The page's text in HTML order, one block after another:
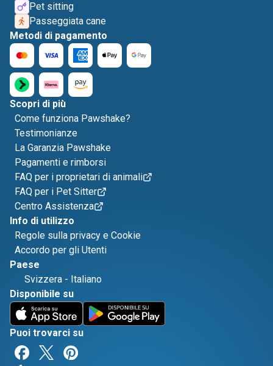
Pet sitting
Passeggiata cane
Metodi di pagamento
Scopri di più
Come funziona Pawshake?
Testimonianze
La Garanzia Pawshake
Pagamenti e rimborsi
FAQ per i proprietari di animali
FAQ per i Pet Sitter
Centro Assistenza
Info di utilizzo
Regole sulla privacy e Cookie
Accordo per gli Utenti
Paese
Svizzera - Italiano
Disponibile su
Puoi trovarci su